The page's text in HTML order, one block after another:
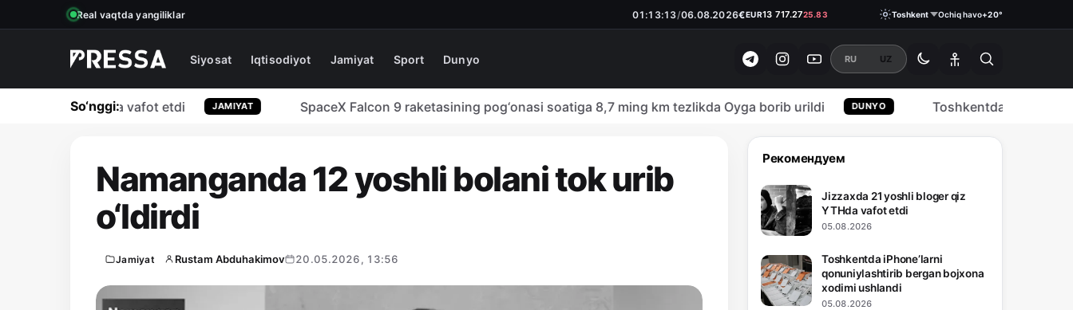
Real vaqtda yangiliklar 01:13:14/06.08.2026€EUR13 717.2725.83
₽RUB146.37001.05
Toshkent Ochiq havo+20°
Siyosat Iqtisodiyot Jamiyat Sport Dunyo RU UZ
So‘nggi:
qiz YTHda vafot etdi JAMIYAT SpaceX Falcon 9 raketasining pog‘onasi soatiga 8,7 ming km tezlikda Oyga borib urildi DUNYO Toshkentda
Namanganda 12 yoshli bolani tok urib
o‘ldirdi
Jamiyat Rustam Abduhakimov 20.05.2026, 13:56
Рекомендуем
Jizzaxda 21 yoshli bloger qiz
YTHda vafot etdi
05.08.2026
Toshkentda iPhone’larni
qonuniylashtirib bergan bojxona
xodimi ushlandi
05.08.2026